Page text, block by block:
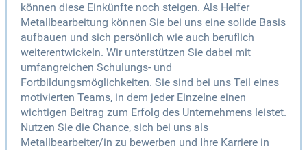
können diese Einkünfte noch steigen. Als Helfer
Metallbearbeitung können Sie bei uns eine solide Basis
aufbauen und sich persönlich wie auch beruflich
weiterentwickeln. Wir unterstützen Sie dabei mit
umfangreichen Schulungs- und
Fortbildungsmöglichkeiten. Sie sind bei uns Teil eines
motivierten Teams, in dem jeder Einzelne einen
wichtigen Beitrag zum Erfolg des Unternehmens leistet.
Nutzen Sie die Chance, sich bei uns als
Metallbearbeiter/in zu bewerben und Ihre Karriere in